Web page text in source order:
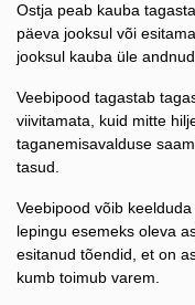
Ostja peab kauba
päeva jooksul või
jooksul kauba üle
Veebipood tagastab
viivitamata, kuid mitte
taganemisavalduse
tasud.
Veebipood võib
lepingu esemeks oleva
esitanud tõendid, et on
kumb toimub varem.